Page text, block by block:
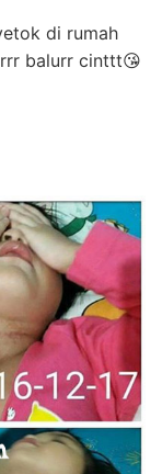
di rumah
balurr cinttt😘